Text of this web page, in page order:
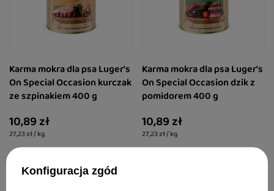
Karma mokra dla psa Luger's
On Special Occasion kurczak
ze szpinakiem 400 g
10,89 zł
27,23 zł / kg
Karma mokra dla psa Luger's
On Special Occasion dzik z
pomidorem 400 g
10,89 zł
27,23 zł / kg
Konfiguracja zgód